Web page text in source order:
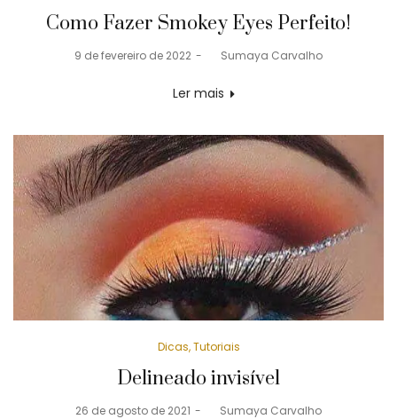
Como Fazer Smokey Eyes Perfeito!
Posted
9 de fevereiro de 2022 Sumaya Carvalho
Ler mais
Posted
Dicas Tutoriais
Delineado invisível
Posted
26 de agosto de 2021 Sumaya Carvalho